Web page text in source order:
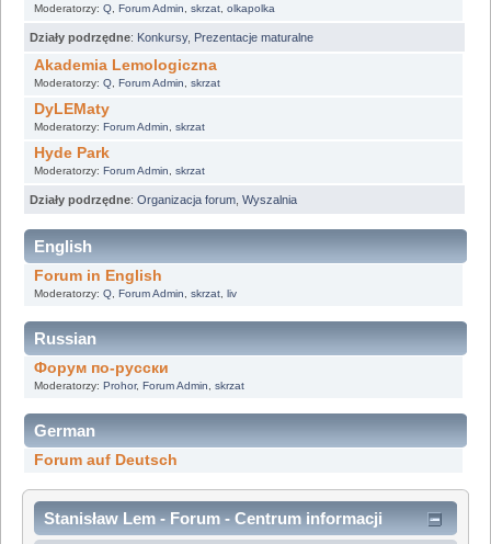
Moderatorzy: Q, Forum Admin skrzat, olkapolka
Działy podrzędne: Konkursy, Prezentacje maturalne
Akademia Lemologiczna
Moderatorzy: Q, Forum Admin skrzat
DyLEMaty
Moderatorzy: Forum Admin skrzat
Hyde Park
Moderatorzy: Forum Admin skrzat
Działy podrzędne: Organizacja forum Wyszalnia
English
Forum in English
Moderatorzy: Q, Forum Admin skrzat, liv
Russian
Форум по-русски
Moderatorzy: Prohor, Forum Admin skrzat
German
Forum auf Deutsch
Stanisław Lem - Forum - Centrum informacji